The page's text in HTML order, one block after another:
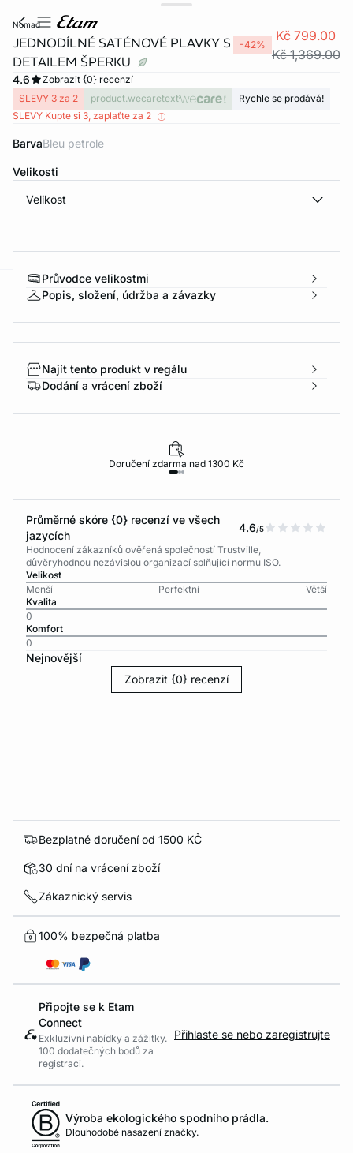
nomad
JEDNODÍLNÉ SATÉNOVÉ PLAVKY S
DETAILEM ŠPERKU
-42%
Kč 799.00
Kč 1,369.00
4.6
Zobrazit {0} recenzí
SLEVY 3 za 2
product.wecaretext
Rychle se prodává!
SLEVY Kupte si 3, zaplaťte za 2
Barva bleu petrole
Velikosti
Velikost
Průvodce velikostmi
Popis, složení, údržba a závazky
Najít tento produkt v regálu
Dodání a vrácení zboží
Doručení zdarma nad 1300 Kč
Průměrné skóre {0} recenzí ve všech
jazycích
4.6/5
Hodnocení zákazníků ověřená společností Trustville,
důvěryhodnou nezávislou organizací splňující normu ISO.
Velikost
Menší
Perfektní
Větší
Kvalita
0
Komfort
0
Nejnovější
Zobrazit {0} recenzí
Bezplatné doručení od 1500 KČ
30 dní na vrácení zboží
Zákaznický servis
100% bezpečná platba
Připojte se k Etam
Connect
Exkluzivní nabídky a zážitky.
100 dodatečných bodů za
registraci.
Přihlaste se nebo zaregistrujte
Výroba ekologického spodního prádla.
Dlouhodobé nasazení značky.